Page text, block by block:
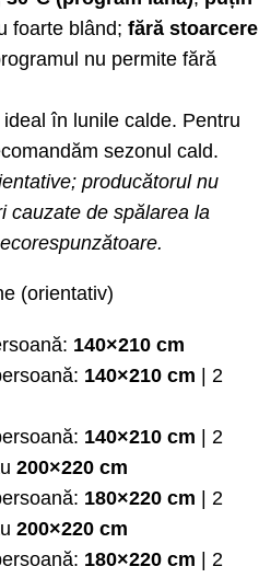
foarte blând; fără stoarcere
nu permite fără
ideal în lunile calde. Pentru
sezonul cald.
producătorul nu
cauzate de spălarea la
(orientativ)
140×210 cm
140×210 cm | 2
140×210 cm | 2
200×220 cm
180×220 cm | 2
200×220 cm
180×220 cm | 2